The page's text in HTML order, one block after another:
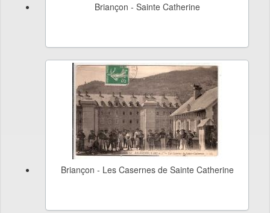
Briançon - Sainte Catherine
Briançon - Les Casernes de Sainte Catherine